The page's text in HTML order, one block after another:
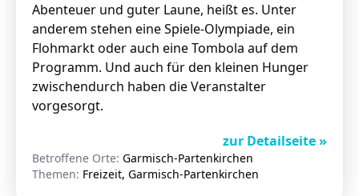
Abenteuer und guter Laune, heißt es. Unter
anderem stehen eine Spiele-Olympiade, ein
Flohmarkt oder auch eine Tombola auf dem
Programm. Und auch für den kleinen Hunger
zwischendurch haben die Veranstalter
vorgesorgt.
zur Detailseite »
Betroffene Orte: Garmisch-Partenkirchen
Themen: Freizeit, Garmisch-Partenkirchen